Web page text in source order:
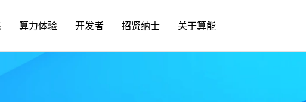
算力体验 开发者 招贤纳士 关于算能